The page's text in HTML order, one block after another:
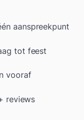
aanspreekpunt
tot feest
vooraf
reviews